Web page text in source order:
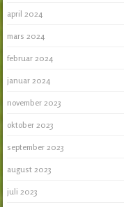
april 2024
mars 2024
februar 2024
januar 2024
november 2023
oktober 2023
september 2023
august 2023
juli 2023